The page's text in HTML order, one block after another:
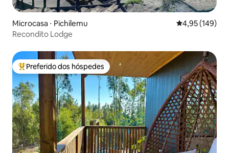
Microcasa ⋅ Pichilemu 4,95 de uma
4,95 (149)
Recondito Lodge
Entre os melhores preferidos dos hóspedes
Preferido dos hóspedes